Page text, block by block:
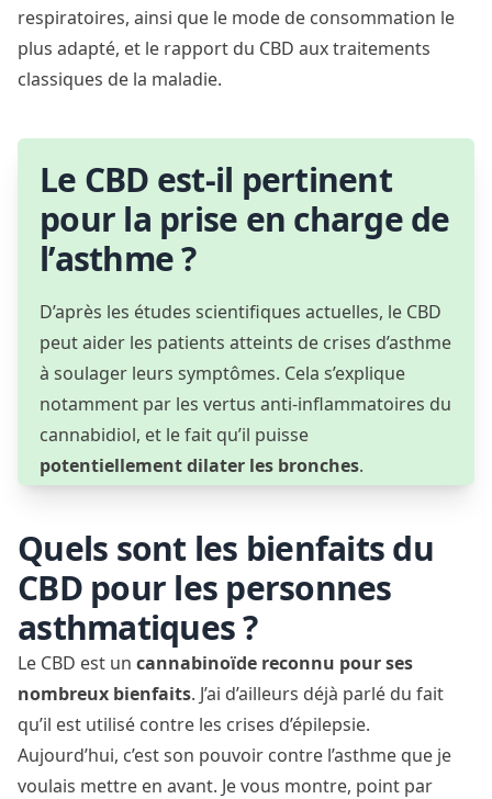
respiratoires, ainsi que le mode de consommation le
plus adapté, et le rapport du CBD aux traitements
classiques de la maladie.
Le CBD est-il pertinent
pour la prise en charge de
l’asthme ?
D’après les études scientifiques actuelles, le CBD
peut aider les patients atteints de crises d’asthme
à soulager leurs symptômes. Cela s’explique
notamment par les vertus anti-inflammatoires du
cannabidiol, et le fait qu’il puisse
potentiellement dilater les bronches.
Quels sont les bienfaits du
CBD pour les personnes
asthmatiques ?
Le CBD est un cannabinoïde reconnu pour ses
nombreux bienfaits. J’ai d’ailleurs déjà parlé du fait
qu’il est utilisé contre les crises d’épilepsie.
Aujourd’hui, c’est son pouvoir contre l’asthme que je
voulais mettre en avant. Je vous montre, point par